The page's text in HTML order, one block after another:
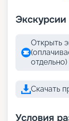
Экскурсии
Открыть
отдельно)
Скачать
Условия